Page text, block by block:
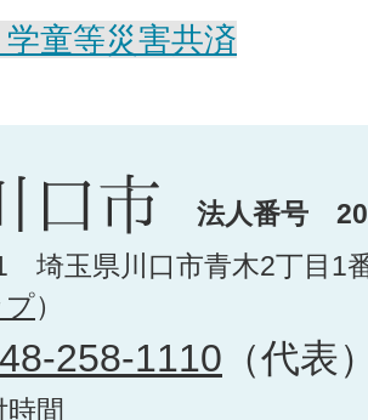
童等災害共済
法人番号
埼玉県川口市青木2丁目1
）
258-1110 （代表
時間